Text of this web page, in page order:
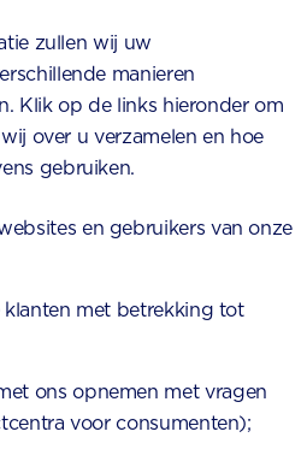
zullen wij uw
manieren
Klik op de links hieronder om
over u verzamelen en hoe
gebruiken.
en gebruikers van onze
met betrekking tot
ons opnemen met vragen
voor consumenten);